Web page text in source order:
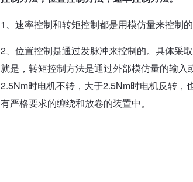
1、速率控制和转矩控制都是用模仿量来控制的
2、位置控制是通过发脉冲来控制的。具体采
就是，转矩控制方法是通过外部模仿量的输
2.5Nm时电机不转，大于2.5Nm时电机反转，
有严格要求的缠绕和放卷的装置中。